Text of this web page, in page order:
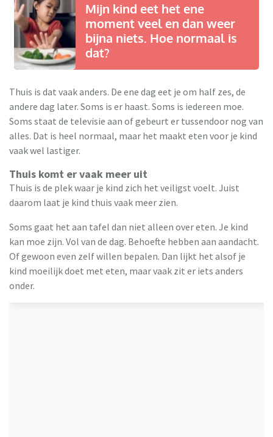
Mijn kind eet het ene
moment veel en dan weer
bijna niets. Hoe normaal is
dat?
Thuis is dat vaak anders. De ene dag eet je om half zes, de
andere dag later. Soms is er haast. Soms is iedereen moe.
Soms staat de televisie aan of gebeurt er tussendoor nog van
alles. Dat is heel normaal, maar het maakt eten voor je kind
vaak wel lastiger.
Thuis komt er vaak meer uit
Thuis is de plek waar je kind zich het veiligst voelt. Juist
daarom laat je kind thuis vaak meer zien.
Soms gaat het aan tafel dan niet alleen over eten. Je kind
kan moe zijn. Vol van de dag. Behoefte hebben aan aandacht.
Of gewoon even zelf willen bepalen. Dan lijkt het alsof je
kind moeilijk doet met eten, maar vaak zit er iets anders
onder.